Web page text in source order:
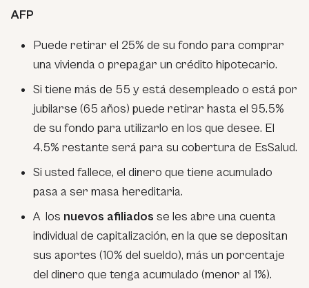
AFP
Puede retirar el 25% de su fondo para comprar
una vivienda o prepagar un crédito hipotecario.
Si tiene más de 55 y está desempleado o está por
jubilarse (65 años) puede retirar hasta el 95.5%
de su fondo para utilizarlo en los que desee. El
4.5% restante será para su cobertura de EsSalud.
Si usted fallece, el dinero que tiene acumulado
pasa a ser masa hereditaria.
A los nuevos afiliados se les abre una cuenta
individual de capitalización, en la que se depositan
sus aportes (10% del sueldo), más un porcentaje
del dinero que tenga acumulado (menor al 1%).